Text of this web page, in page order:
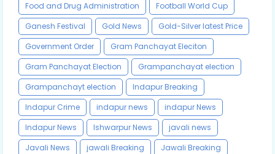
Food and Drug Administration
Football World Cup
Ganesh Festival
Gold News
Gold-Silver latest Price
Government Order
Gram Panchayat Eleciton
Gram Panchayat Election
Grampanchayat election
Grampanchayt election
Indapur Breaking
Indapur Crime
indapur news
indapur News
Indapur News
Ishwarpur News
javali news
Javali News
jawali Breaking
Jawali Breaking